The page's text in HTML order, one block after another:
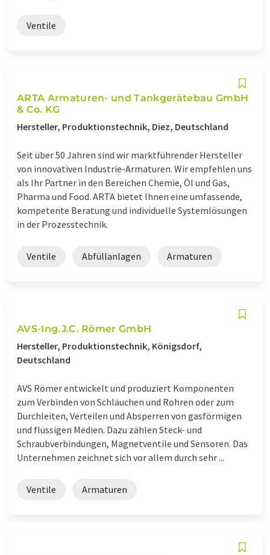
Ventile
ARTA Armaturen- und Tankgerätebau GmbH
& Co. KG
Hersteller, Produktionstechnik, Diez, Deutschland
Seit über 50 Jahren sind wir marktführender Hersteller
von innovativen Industrie-Armaturen. Wir empfehlen uns
als Ihr Partner in den Bereichen Chemie, Öl und Gas,
Pharma und Food. ARTA bietet Ihnen eine umfassende,
kompetente Beratung und individuelle Systemlösungen
in der Prozesstechnik.
Ventile Abfüllanlagen Armaturen
AVS-Ing.J.C. Römer GmbH
Hersteller, Produktionstechnik, Königsdorf,
Deutschland
AVS Römer entwickelt und produziert Komponenten
zum Verbinden von Schläuchen und Rohren oder zum
Durchleiten, Verteilen und Absperren von gasförmigen
und flüssigen Medien. Dazu zählen Steck- und
Schraubverbindungen, Magnetventile und Sensoren. Das
Unternehmen zeichnet sich vor allem durch sehr ...
Ventile Armaturen